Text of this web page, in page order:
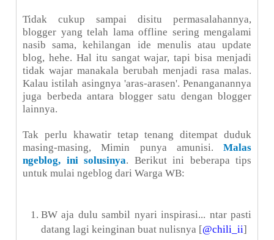
Tidak cukup sampai disitu permasalahannya,
blogger yang telah lama offline sering mengalami
nasib sama, kehilangan ide menulis atau update
blog, hehe. Hal itu sangat wajar, tapi bisa menjadi
tidak wajar manakala berubah menjadi rasa malas.
Kalau istilah asingnya 'aras-arasen'. Penanganannya
juga berbeda antara blogger satu dengan blogger
lainnya.
Tak perlu khawatir tetap tenang ditempat duduk
masing-masing, Mimin punya amunisi. Malas
ngeblog, ini solusinya. Berikut ini beberapa tips
untuk mulai ngeblog dari Warga WB:
BW aja dulu sambil nyari inspirasi... ntar pasti
datang lagi keinginan buat nulisnya [@chili_ii]